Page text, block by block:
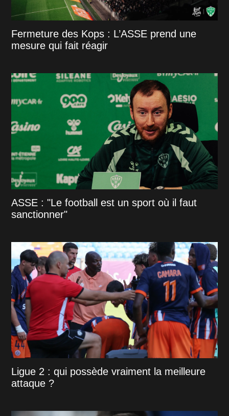
Fermeture des Kops : L’ASSE prend une
mesure qui fait réagir
ASSE : "Le football est un sport où il faut
sanctionner"
Ligue 2 : qui possède vraiment la meilleure
attaque ?